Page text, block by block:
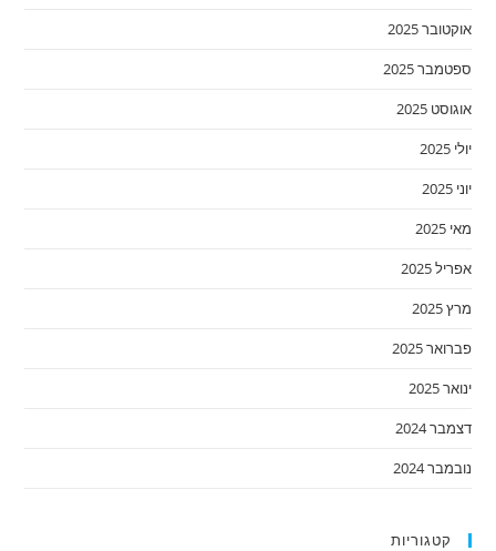
אוקטובר 2025
ספטמבר 2025
אוגוסט 2025
יולי 2025
יוני 2025
מאי 2025
אפריל 2025
מרץ 2025
פברואר 2025
ינואר 2025
דצמבר 2024
נובמבר 2024
קטגוריות